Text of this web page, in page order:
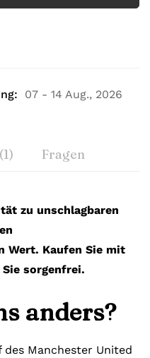
07 - 14 Aug., 2026
Fragen
zu unschlagbaren
Wert. Kaufen Sie mit
sorgenfrei.
anders?
des Manchester United